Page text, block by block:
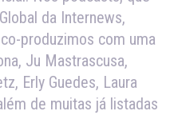
da Internews,
produzimos com uma
Ju Mastrascusa,
Erly Guedes, Laura
de muitas já listadas